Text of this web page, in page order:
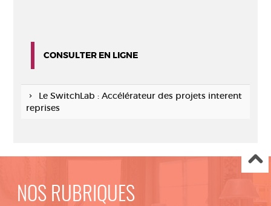
CONSULTER EN LIGNE
Le SwitchLab : Accélérateur des projets interent
reprises
NOS RUBRIQUES